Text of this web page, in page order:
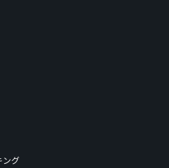
ング